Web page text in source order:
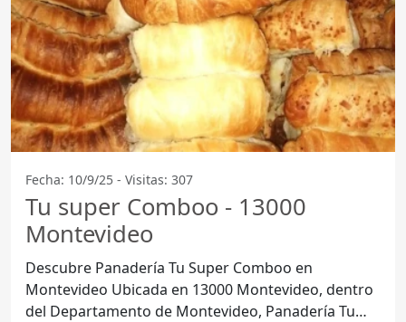
Fecha: 10/9/25 - Visitas: 307
Tu super Comboo - 13000
Montevideo
Descubre Panadería Tu Super Comboo en
Montevideo Ubicada en 13000 Montevideo, dentro
del Departamento de Montevideo, Panadería Tu